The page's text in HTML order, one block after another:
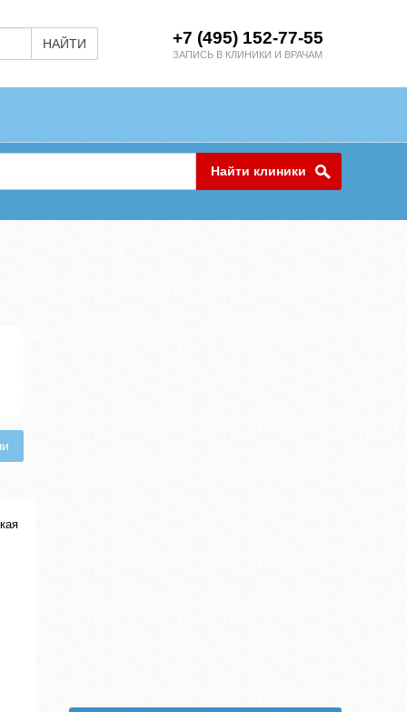
НАЙТИ +7 (495) 152-77-55
ЗАПИСЬ В КЛИНИКИ И ВРАЧАМ
Найти клиники